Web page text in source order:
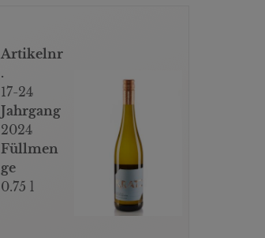
Artikelnr
.
17-24
Jahrgang
2024
Füllmen
ge
0.75 l